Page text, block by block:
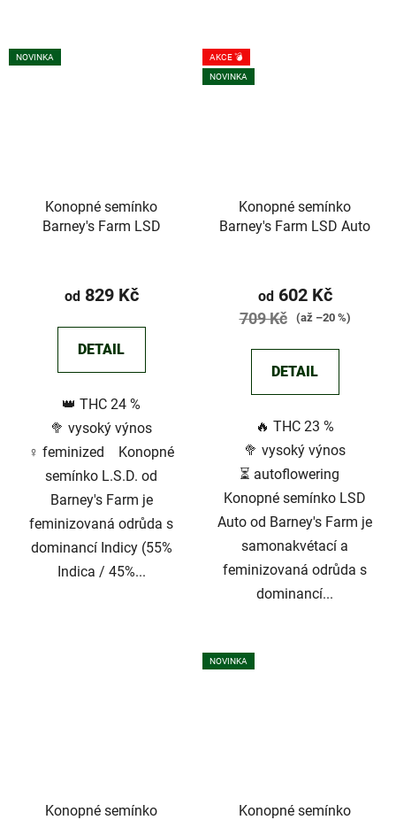
NOVINKA
Konopné semínko
Barney's Farm LSD
hodnocení
je
5,0
5
hvězdiček.
od829 Kč
DETAIL
👑 THC 24 %
🥦 vysoký výnos
♀️ feminized Konopné
semínko L.S.D. od
Barney's Farm je
feminizovaná odrůda s
dominancí Indicy (55%
Indica / 45%...
AKCE 💣
NOVINKA
Konopné semínko
Barney's Farm LSD Auto
od602 Kč
709 Kč (až –20 %)
DETAIL
🔥 THC 23 %
🥦 vysoký výnos
⏳ autoflowering
Konopné semínko LSD
Auto od Barney's Farm je
samonakvétací a
feminizovaná odrůda s
dominancí...
Konopné semínko
NOVINKA
Konopné semínko